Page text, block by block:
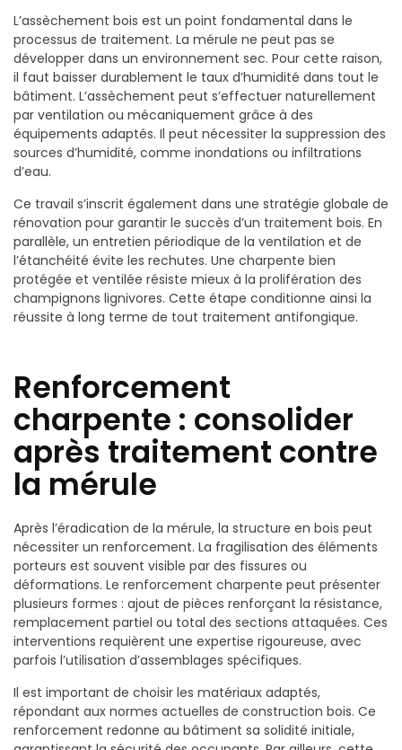
L’assèchement bois est un point fondamental dans le
processus de traitement. La mérule ne peut pas se
développer dans un environnement sec. Pour cette raison,
il faut baisser durablement le taux d’humidité dans tout le
bâtiment. L’assèchement peut s’effectuer naturellement
par ventilation ou mécaniquement grâce à des
équipements adaptés. Il peut nécessiter la suppression des
sources d’humidité, comme inondations ou infiltrations
d’eau.
Ce travail s’inscrit également dans une stratégie globale de
rénovation pour garantir le succès d’un traitement bois. En
parallèle, un entretien périodique de la ventilation et de
l’étanchéité évite les rechutes. Une charpente bien
protégée et ventilée résiste mieux à la prolifération des
champignons lignivores. Cette étape conditionne ainsi la
réussite à long terme de tout traitement antifongique.
Renforcement
charpente : consolider
après traitement contre
la mérule
Après l’éradication de la mérule, la structure en bois peut
nécessiter un renforcement. La fragilisation des éléments
porteurs est souvent visible par des fissures ou
déformations. Le renforcement charpente peut présenter
plusieurs formes : ajout de pièces renforçant la résistance,
remplacement partiel ou total des sections attaquées. Ces
interventions requièrent une expertise rigoureuse, avec
parfois l’utilisation d’assemblages spécifiques.
Il est important de choisir les matériaux adaptés,
répondant aux normes actuelles de construction bois. Ce
renforcement redonne au bâtiment sa solidité initiale,